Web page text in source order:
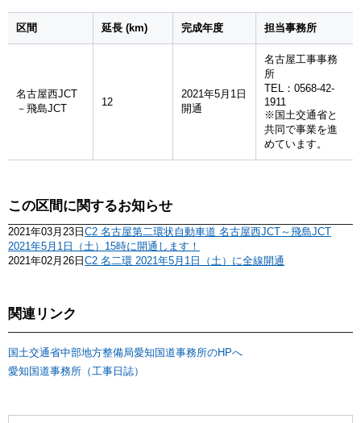
区間 延長 (km) 完成年度 担当事務所
名古屋西JCT
－飛島JCT
12
2021年5月1日
開通
名古屋工事事務
所
TEL：0568-42-
1911
※国土交通省と
共同で事業を進
めています。
この区間に関するお知らせ
2021年03月23日C2 名古屋第二環状自動車道 名古屋西JCT～飛島JCT
2021年5月1日（土）15時に開通します！
2021年02月26日C2 名二環 2021年5月1日（土）に全線開通
関連リンク
国土交通省中部地方整備局愛知国道事務所のHPへ
愛知国道事務所（工事日誌）